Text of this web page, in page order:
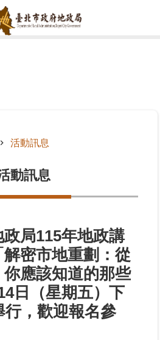
活動訊息
動訊息
局115年地政講
密市地重劃：從
應該知道的那些
日（星期五）下
行，歡迎報名參